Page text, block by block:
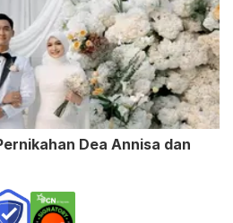
Dea Annisa dan